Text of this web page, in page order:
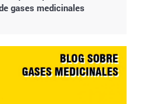
gases medicinales